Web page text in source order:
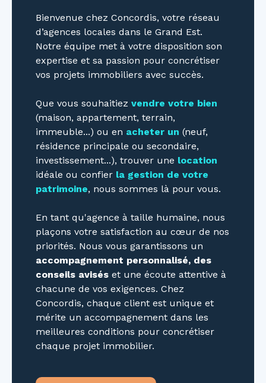
Bienvenue chez Concordis, votre réseau
d’agences locales dans le Grand Est.
Notre équipe met à votre disposition son
expertise et sa passion pour concrétiser
vos projets immobiliers avec succès.
Que vous souhaitiez vendre votre bien
(maison, appartement, terrain,
immeuble...) ou en acheter un (neuf,
résidence principale ou secondaire,
investissement...), trouver une location
idéale ou confier la gestion de votre
patrimoine, nous sommes là pour vous.
En tant qu'agence à taille humaine, nous
plaçons votre satisfaction au cœur de nos
priorités. Nous vous garantissons un
accompagnement personnalisé, des
conseils avisés et une écoute attentive à
chacune de vos exigences. Chez
Concordis, chaque client est unique et
mérite un accompagnement dans les
meilleures conditions pour concrétiser
chaque projet immobilier.